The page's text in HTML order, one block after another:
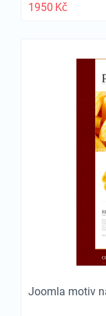
1950 Kč
Joomla motiv